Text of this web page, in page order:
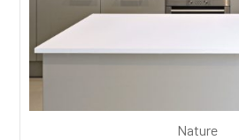
Nature